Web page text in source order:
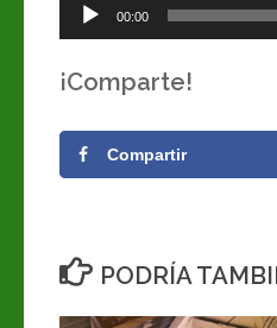
Reproductor
de
audio
00:00
¡Comparte!
Compartir
PODRÍA